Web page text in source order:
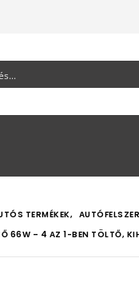
TERMÉKEK,
66W – 4 AZ 1-BEN TÖLTŐ,